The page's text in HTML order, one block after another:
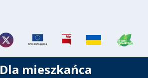
Dla mieszkańca